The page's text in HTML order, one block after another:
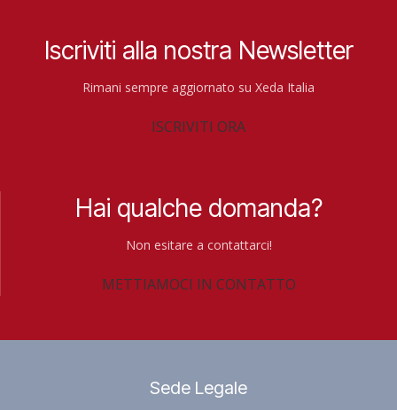
Iscriviti alla nostra Newsletter
Rimani sempre aggiornato su Xeda Italia
ISCRIVITI ORA
Hai qualche domanda?
Non esitare a contattarci!
METTIAMOCI IN CONTATTO
Sede Legale